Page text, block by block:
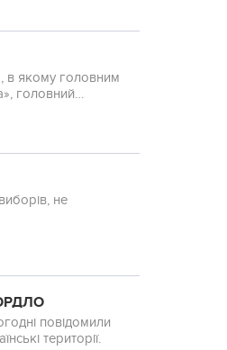
в якому головним
головний
не
повідомили
території.